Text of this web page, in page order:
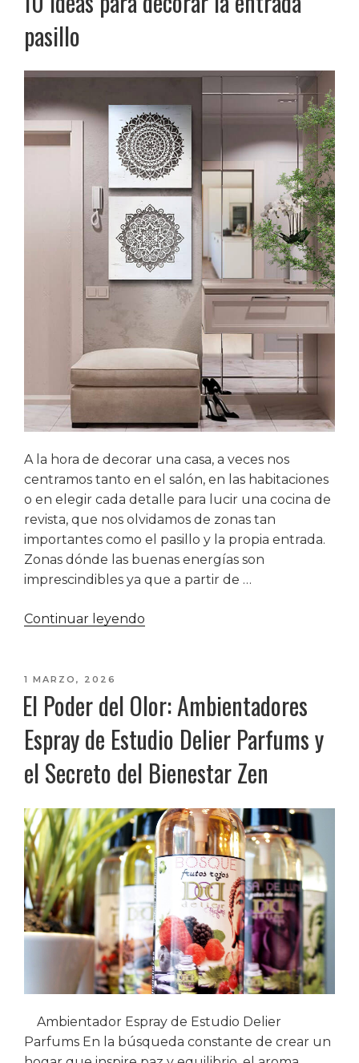
5
elegir
pieza
perfecta
y
transformar
tu
salón»
pasillo
A la hora de decorar una casa, a veces nos
centramos tanto en el salón, en las habitaciones
o en elegir cada detalle para lucir una cocina de
revista, que nos olvidamos de zonas tan
importantes como el pasillo y la propia entrada.
Zonas dónde las buenas energías son
imprescindibles ya que a partir de …
Continuar leyendo
la
entrada
pasillo»
PUBLICADO
1 MARZO, 2026
El Poder del Olor: Ambientadores
Espray de Estudio Delier Parfums y
el Secreto del Bienestar Zen
Ambientador Espray de Estudio Delier
Parfums En la búsqueda constante de crear un